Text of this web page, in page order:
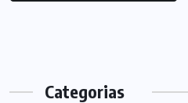
Categorias